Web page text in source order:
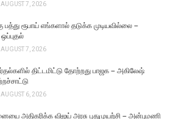
AUGUST 7, 2026
பத்து ரூபாய் எங்களால் தடுக்க முடியவில்லை –
AUGUST 7, 2026
திட்டமிட்டு தோற்றது பாஜக – அகிலேஷ்
AUGUST 6, 2026
அதிகரிக்க விஜய் அரசு புதுமுயற்சி – அன்புமணி